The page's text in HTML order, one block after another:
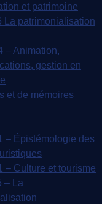
et patrimoine
La patrimonialisation
– Animation,
gestion en
et de mémoires
– Épistémologie des
– Culture et tourisme
– La